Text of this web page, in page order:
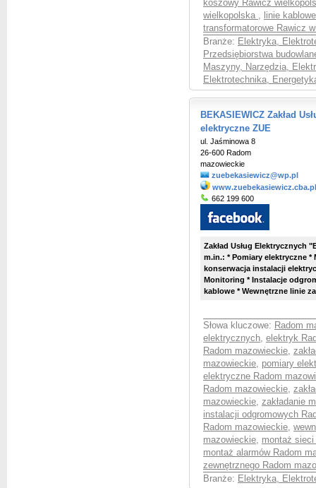
koszowy Rawicz
wielkopolska ,
linie
transformatorowe Rawicz
Branże: Elektryka,
Przedsiębiorstwa
Maszyny, Narzędzia,
Elektrotechnika,
BEKASIEWICZ Zakład
elektryczne ZUE
ul. Jaśminowa 8
26-600 Radom
mazowieckie
zuebekasiewicz@wp.pl
www.zuebekasiewicz.cba.pl
662 199 600
Zakład Usług Elektrycznych
m.in.: * Pomiary elektryczne
konserwacja instalacji
Monitoring * Instalacje
kablowe * Wewnętrzne linie
Słowa kluczowe: Radom
elektrycznych, elektryk
Radom mazowieckie,
mazowieckie, pomiary
elektryczne Radom
Radom mazowieckie,
mazowieckie, zakładanie
instalacji odgromowych
Radom mazowieckie,
mazowieckie, montaż
montaż alarmów Radom
zewnętrznego Radom
Branże: Elektryka,